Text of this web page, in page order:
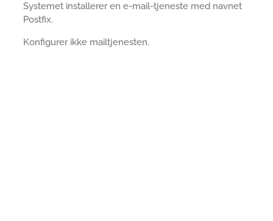
Systemet installerer en e-mail-tjeneste med navnet
Postfix.
Konfigurer ikke mailtjenesten.